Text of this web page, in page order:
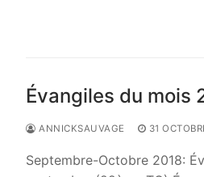
Évangiles du mois
ANNICKSAUVAGE 31
Septembre-Octobre 2018: